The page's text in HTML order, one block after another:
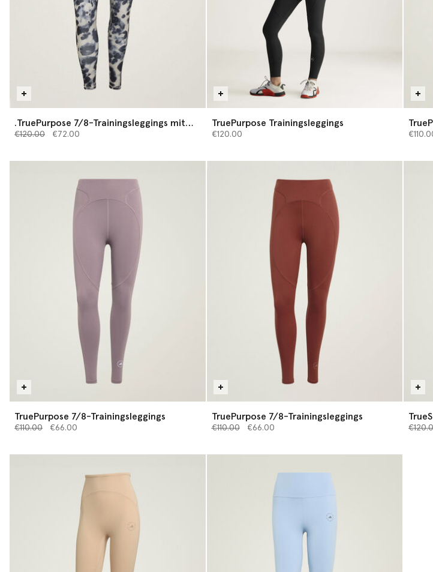
.TruePurpose 7/8-Trainingsleggings mit
Leoparden-Print
Preis reduziert von
€120.00bis€72.00
TruePurpose Trainingsleggings
€120.00
TruePurpose 7/8-Trainingsleggings
Preis reduziert von
€110.00bis€66.00
TruePurpose 7/8-Trainingsleggings
Preis reduziert von
€110.00bis€66.00 Preis